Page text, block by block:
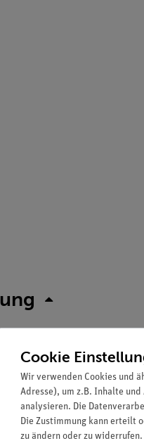
mit sehr großem
miteinander
Cookie
Wir verwenden Cookies und
Adresse), um z.B. Inhalte
analysieren. Die
Die Zustimmung kann erteilt
zu ändern oder zu